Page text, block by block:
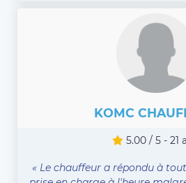
KOMC
5.00 / 5 - 21
« Le chauffeur a répondu à